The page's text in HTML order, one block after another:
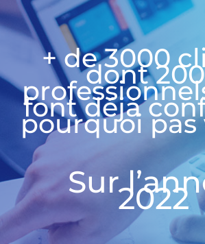
+ de 3000
dont
font déjà
pourquoi pas
Sur2022